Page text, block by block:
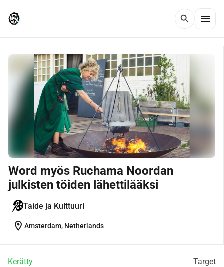
search menu
Word myös Ruchama Noordan
julkisten töiden lähettilääksi
Taide ja Kulttuuri
location_on Amsterdam, Netherlands
Kerätty Target